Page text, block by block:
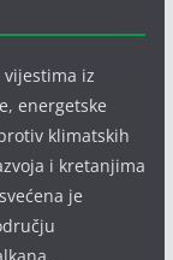
vijestima iz
energetske
klimatskih
i kretanjima
je